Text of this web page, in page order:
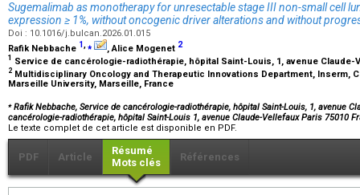
Sugemalimab as monotherapy for unresectable stage III non-small cell
expression ≥ 1%, without oncogenic driver alterations and without
Doi : 10.1016/j.bulcan.2026.01.015
Rafik Nebbache 1,⁎ , Alice Mogenet 2
1 Service de cancérologie-radiothérapie, hôpital Saint-Louis, 1, avenue Claude-
2 Multidisciplinary Oncology and Therapeutic Innovations Department, Inserm,
Marseille University, Marseille, France
⁎Rafik Nebbache, Service de cancérologie-radiothérapie, hôpital Saint-Louis, 1, avenue
cancérologie-radiothérapie, hôpital Saint-Louis 1, avenue Claude-Vellefaux Paris 75010
Le texte complet de cet article est disponible en PDF.
PDF Article
Résumé
Mots clés
Références